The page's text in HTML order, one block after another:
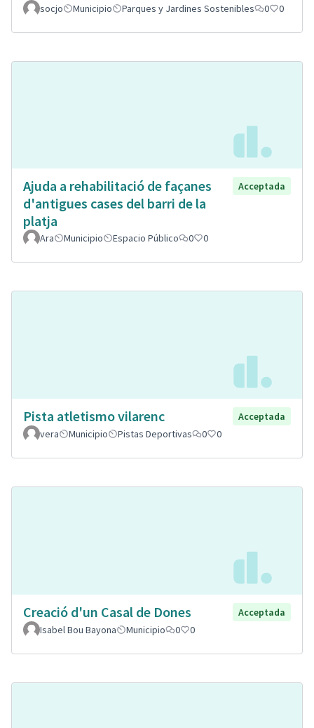
socjo
Municipio Parques y Jardines Sostenibles 0 0
Ajuda a rehabilitació de façanes
d'antigues cases del barri de la
platja
Acceptada
Ara Municipio Espacio Público 0 0
Pista atletismo vilarenc
Acceptada
vera
Municipio Pistas Deportivas 0 0
Creació d'un Casal de Dones
Acceptada
Isabel Bou Bayona
Municipio 0 0